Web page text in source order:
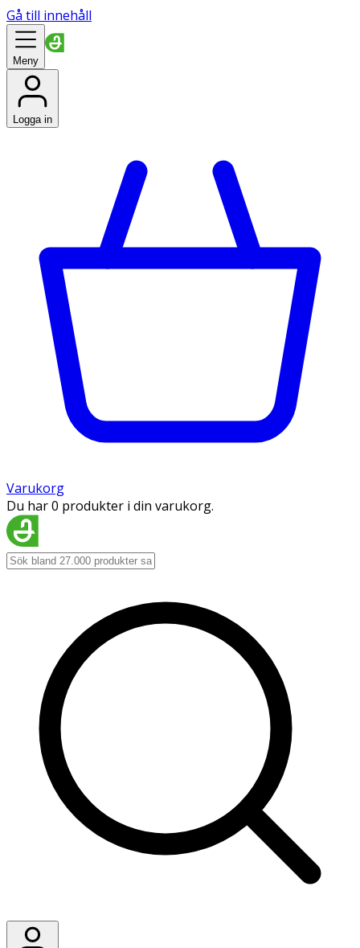
Gå till innehåll
Meny
Logga in
Varukorg
Du har 0 produkter i din varukorg.